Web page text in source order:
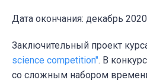
Дата окончания: декабрь 2020
Заключительный проект
science competition". В
со сложным набором